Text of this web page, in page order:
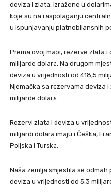
deviza i zlata, izražene u
koje su na raspolaganju
u ispunjavanju platnobilansnih
Prema ovoj mapi, rezerve zlata i
milijarde dolara. Na drugom
deviza u vrijednosti od 418,5
Njemačka sa rezervama deviza
milijarde dolara.
Rezervi zlata i deviza u
milijardi dolara imaju i Češka,
Poljska i Turska.
Naša zemlja smjestila se odmah
deviza u vrijednosti od 5,3